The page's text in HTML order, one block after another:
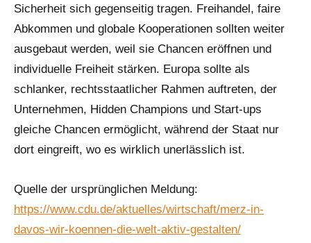
Sicherheit sich gegenseitig tragen. Freihandel, faire
Abkommen und globale Kooperationen sollten weiter
ausgebaut werden, weil sie Chancen eröffnen und
individuelle Freiheit stärken. Europa sollte als
schlanker, rechtsstaatlicher Rahmen auftreten, der
Unternehmen, Hidden Champions und Start-ups
gleiche Chancen ermöglicht, während der Staat nur
dort eingreift, wo es wirklich unerlässlich ist.
Quelle der ursprünglichen Meldung:
https://www.cdu.de/aktuelles/wirtschaft/merz-in-
davos-wir-koennen-die-welt-aktiv-gestalten/